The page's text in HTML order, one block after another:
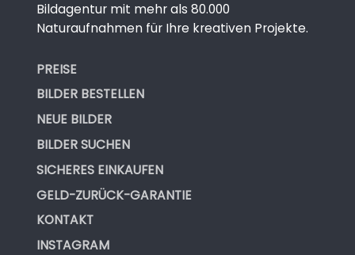
Bildagentur mit mehr als 80.000
Naturaufnahmen für Ihre kreativen Projekte.
PREISE
BILDER BESTELLEN
NEUE BILDER
BILDER SUCHEN
SICHERES EINKAUFEN
GELD-ZURÜCK-GARANTIE
KONTAKT
INSTAGRAM